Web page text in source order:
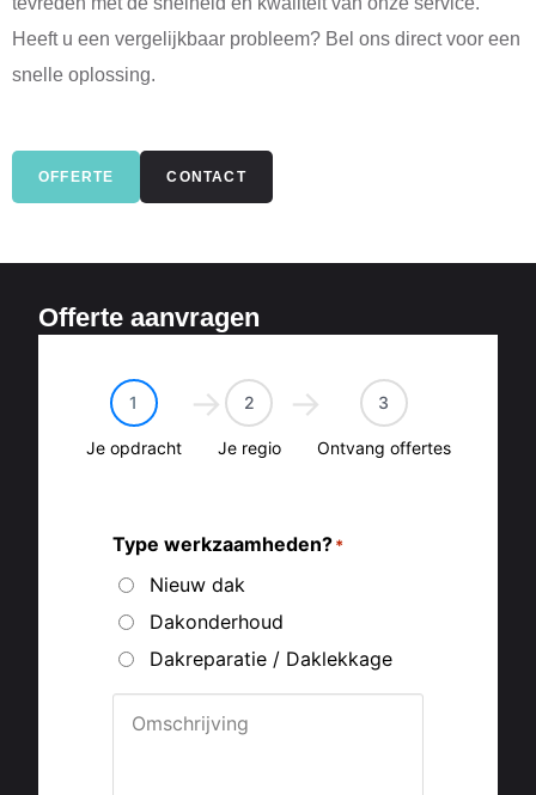
Heeft u een vergelijkbaar probleem? Bel ons direct voor een
snelle oplossing.
OFFERTE CONTACT
Offerte aanvragen